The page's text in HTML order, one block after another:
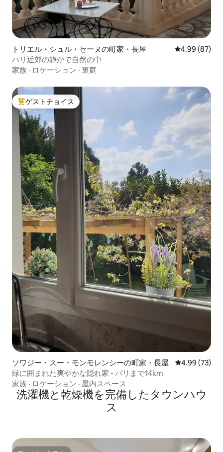
トリエル・シュル・セーヌの町家・長屋 レビュー87
4.99 (87)
パリ近郊の静かで自然の中
家族 · ロケーション · 裏庭
大好評のゲストチョイスです。
ゲストチョイス
ソワジー・スー・モンモレンシーの町家・長屋 レビュー73
4.99 (73)
緑に囲まれた爽やかな隠れ家 - パリまで14km
家族 · ロケーション · 屋内スペース
洗濯機と乾燥機を完備したタウンハウ
ス